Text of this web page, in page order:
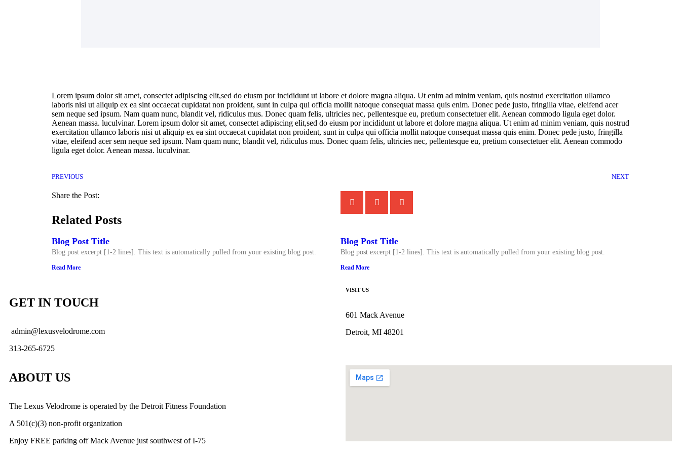
Lorem ipsum dolor sit amet, consectet adipiscing elit,sed do eiusm por incididunt ut labore et dolore magna aliqua. Ut enim ad minim veniam, quis nostrud exercitation ullamco
laboris nisi ut aliquip ex ea sint occaecat cupidatat non proident, sunt in culpa qui officia mollit natoque consequat massa quis enim. Donec pede justo, fringilla vitae, eleifend acer
sem neque sed ipsum. Nam quam nunc, blandit vel, ridiculus mus. Donec quam felis, ultricies nec, pellentesque eu, pretium consectetuer elit. Aenean commodo ligula eget dolor.
Aenean massa. luculvinar. Lorem ipsum dolor sit amet, consectet adipiscing elit,sed do eiusm por incididunt ut labore et dolore magna aliqua. Ut enim ad minim veniam, quis nostrud
exercitation ullamco laboris nisi ut aliquip ex ea sint occaecat cupidatat non proident, sunt in culpa qui officia mollit natoque consequat massa quis enim. Donec pede justo, fringilla
vitae, eleifend acer sem neque sed ipsum. Nam quam nunc, blandit vel, ridiculus mus. Donec quam felis, ultricies nec, pellentesque eu, pretium consectetuer elit. Aenean commodo
ligula eget dolor. Aenean massa. luculvinar.
PREVIOUS NEXT
Share the Post:
Related Posts
Blog Post Title
Blog post excerpt [1-2 lines]. This text is automatically pulled from your existing blog post.
Read More
Blog Post Title
Blog post excerpt [1-2 lines]. This text is automatically pulled from your existing blog post.
Read More
GET IN TOUCH
admin@lexusvelodrome.com
313-265-6725
ABOUT US
The Lexus Velodrome is operated by the Detroit Fitness Foundation
A 501(c)(3) non-profit organization
Enjoy FREE parking off Mack Avenue just southwest of I-75
VISIT US
601 Mack Avenue
Detroit, MI 48201